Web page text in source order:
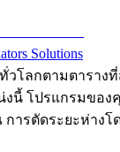
Solutions
วโลกตามตาราง
นี้ โปรแกรมของ
ารตัดระยะห่าง